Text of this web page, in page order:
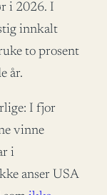
i 2026. I
innkalt
to prosent
år.
I fjor
vinne
i
anser USA